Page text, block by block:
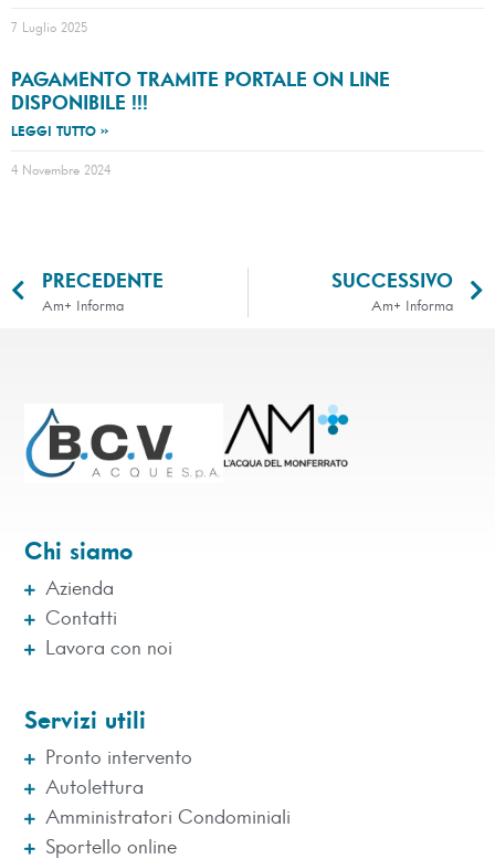
7 Luglio 2025
PAGAMENTO TRAMITE PORTALE ON LINE
DISPONIBILE !!!
LEGGI TUTTO »
4 Novembre 2024
PRECEDENTE
Am+ Informa
SUCCESSIVO
Am+ Informa
Chi siamo
Azienda
Contatti
Lavora con noi
Servizi utili
Pronto intervento
Autolettura
Amministratori Condominiali
Sportello online